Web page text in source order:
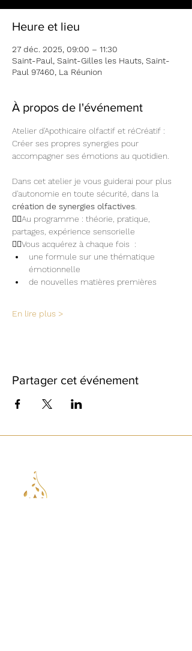
Heure et lieu
27 déc. 2025, 09:00 – 11:30
Saint-Paul, Saint-Gilles les Hauts, Saint-
Paul 97460, La Réunion
À propos de l'événement
Atelier d'Apothicaire olfactif et réCréatif :
Créer ses propres synergies pour
accompagner ses émotions au quotidien.
Dans cet atelier je vous guiderai pour plus
d'autonomie en toute sécurité, dans la
création de synergies olfactives
👉🏽Au programme : théorie, pratique,
partages, expérience sensorielle
👉🏽Vous acquérez à chaque fois  :
une formule sur une thématique
émotionnelle
de nouvelles matières premières
En lire plus >
Partager cet événement